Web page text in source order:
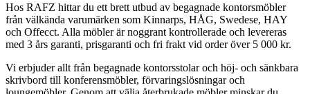
Hos RAFZ hittar du ett brett utbud av begagnade kontorsmöbler
från välkända varumärken som Kinnarps, HÅG, Swedese, HAY
och Offecct. Alla möbler är noggrant kontrollerade och levereras
med 3 års garanti, prisgaranti och fri frakt vid order över 5 000 kr.
Vi erbjuder allt från begagnade kontorsstolar och höj- och sänkbara
skrivbord till konferensmöbler, förvaringslösningar och